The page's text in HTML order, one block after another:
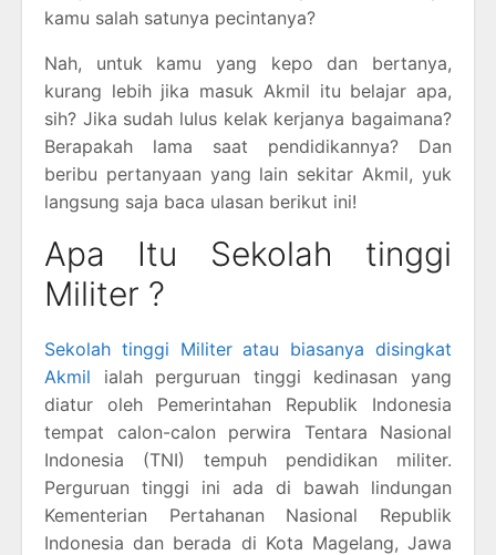
kamu salah satunya pecintanya?
Nah, untuk kamu yang kepo dan bertanya,
kurang lebih jika masuk Akmil itu belajar apa,
sih? Jika sudah lulus kelak kerjanya bagaimana?
Berapakah lama saat pendidikannya? Dan
beribu pertanyaan yang lain sekitar Akmil, yuk
langsung saja baca ulasan berikut ini!
Apa Itu Sekolah tinggi
Militer ?
Sekolah tinggi Militer atau biasanya disingkat
Akmil ialah perguruan tinggi kedinasan yang
diatur oleh Pemerintahan Republik Indonesia
tempat calon-calon perwira Tentara Nasional
Indonesia (TNI) tempuh pendidikan militer.
Perguruan tinggi ini ada di bawah lindungan
Kementerian Pertahanan Nasional Republik
Indonesia dan berada di Kota Magelang, Jawa